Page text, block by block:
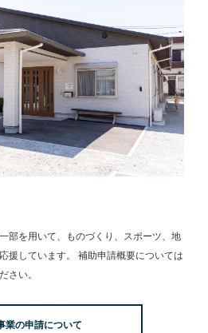
部を用いて、
ものづくり、スポーツ、地
援しています。
補助申請概要については
さい。
業の申請について